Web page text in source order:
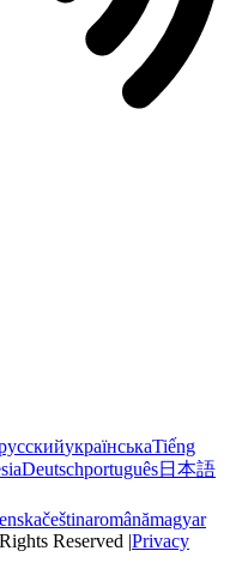
українськаTiếng
Deutschportuguês日本語
češtinaromânămagyar
Reserved |Privacy